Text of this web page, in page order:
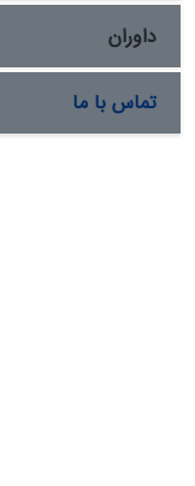
داوران
تماس با ما